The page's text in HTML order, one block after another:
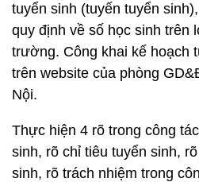
tuyển sinh (tuyến tuyển
quy định về số học sinh trên
trường. Công khai kế hoạch
trên website của phòng
Nội.
Thực hiện 4 rõ trong công
sinh, rõ chỉ tiêu tuyển sinh,
sinh, rõ trách nhiệm trong